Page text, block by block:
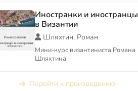
Иностранки и иностранцы
в Византии
Шляхтин, Роман
Мини-курс византиниста Романа
Шляхтина
Перейти к произведению